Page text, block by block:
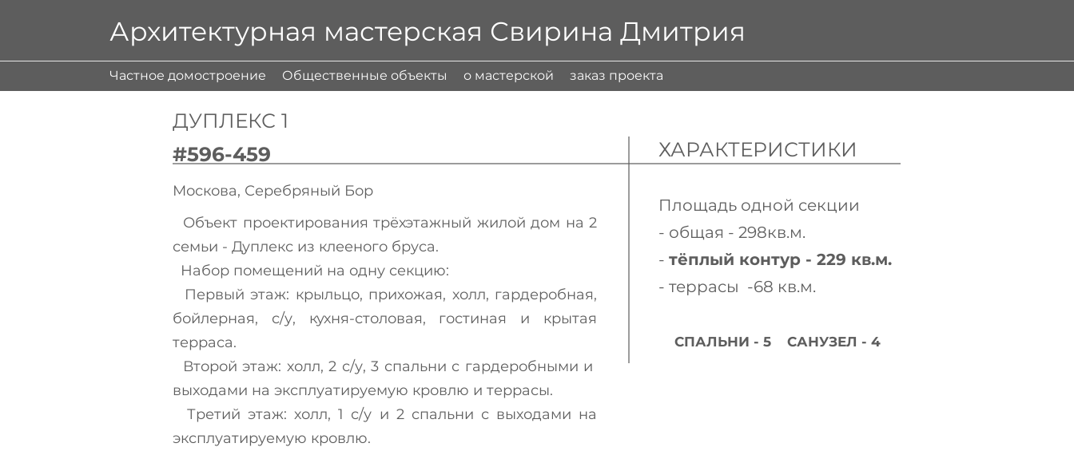
Архитектурная мастерская Свирина Дмитрия
Частное домостроение Общественные объекты о мастерской заказ проекта
ДУПЛЕКС 1
#596-459
Москова, Серебряный Бор
Объект проектирования трёхэтажный жилой дом на 2
семьи - Дуплекс из клееного бруса.
Набор помещений на одну секцию:
Первый этаж: крыльцо, прихожая, холл, гардеробная,
бойлерная, с/у, кухня-столовая, гостиная и крытая
терраса.
Второй этаж: холл, 2 с/у, 3 спальни с гардеробными и
выходами на эксплуатируемую кровлю и террасы.
Третий этаж: холл, 1 с/у и 2 спальни с выходами на
эксплуатируемую кровлю.
ХАРАКТЕРИСТИКИ
Площадь одной секции
- общая - 298кв.м.
- тёплый контур - 229 кв.м.
- террасы -68 кв.м.
СПАЛЬНИ - 5 САНУЗЕЛ - 4